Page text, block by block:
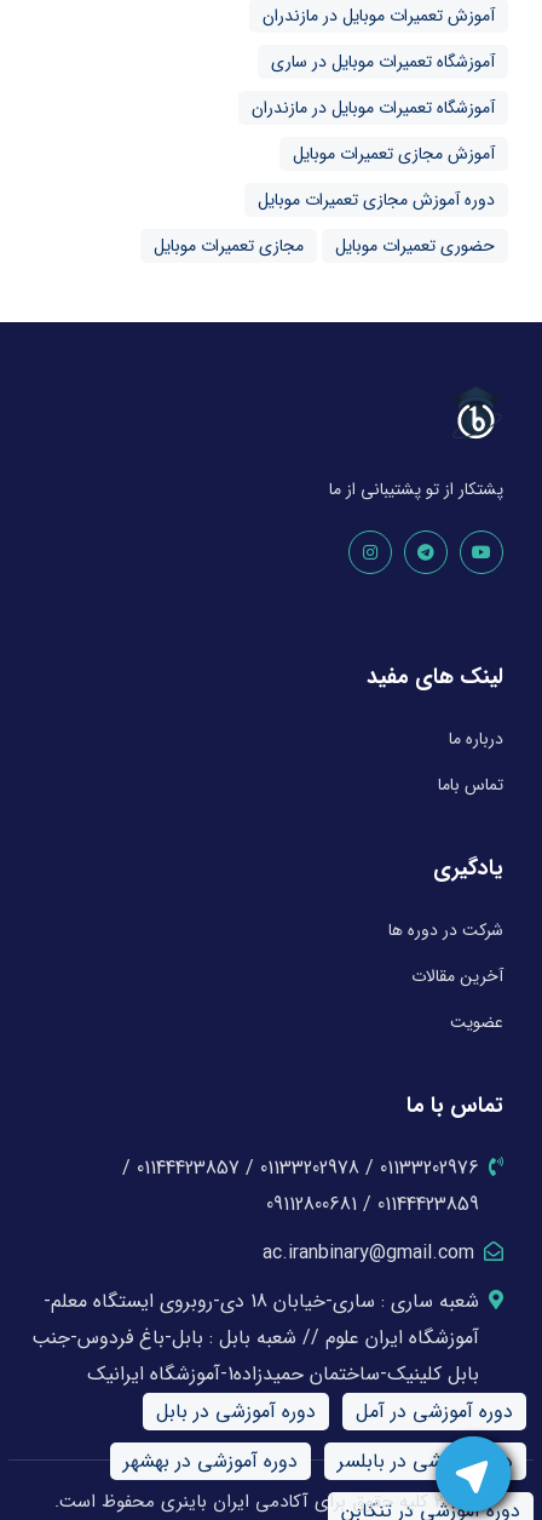
آموزش تعمیرات موبایل در مازندران
آموزشگاه تعمیرات موبایل در ساری
آموزشگاه تعمیرات موبایل در مازندران
آموزش مجازی تعمیرات موبایل
دوره آموزش مجازی تعمیرات موبایل
حضوری تعمیرات موبایل
مجازی تعمیرات موبایل
پشتکار از تو پشتیبانی از ما
لینک های مفید
درباره ما
تماس باما
یادگیری
شرکت در دوره ها
آخرین مقالات
عضویت
تماس با ما
01133202976 / 01133202978 / 01144423857 /
01144423859 / 09112800681
ac.iranbinary@gmail.com
شعبه ساری : ساری-خیابان 18 دی-روبروی ایستگاه معلم-
آموزشگاه ایران علوم // شعبه بابل : بابل-باغ فردوس-جنب
بابل کلینیک-ساختمان حمیدزاده1-آموزشگاه ایرانیک
دوره آموزشی در آمل
دوره آموزشی در بابل
دوره آموزشی در بابلسر
دوره آموزشی در بهشهر
دوره آموزشی در تنکابن
© 2026 کلیه حقوق برای آکادمی ایران باینری محفوظ است.